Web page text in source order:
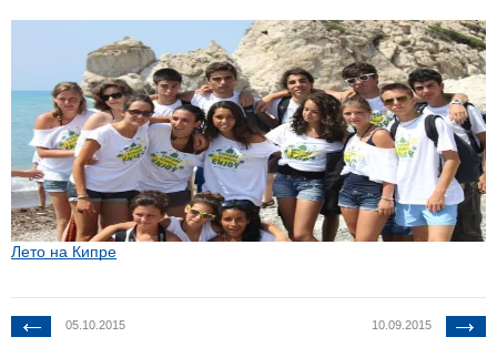
Лето на Кипре
05.10.2015 10.09.2015